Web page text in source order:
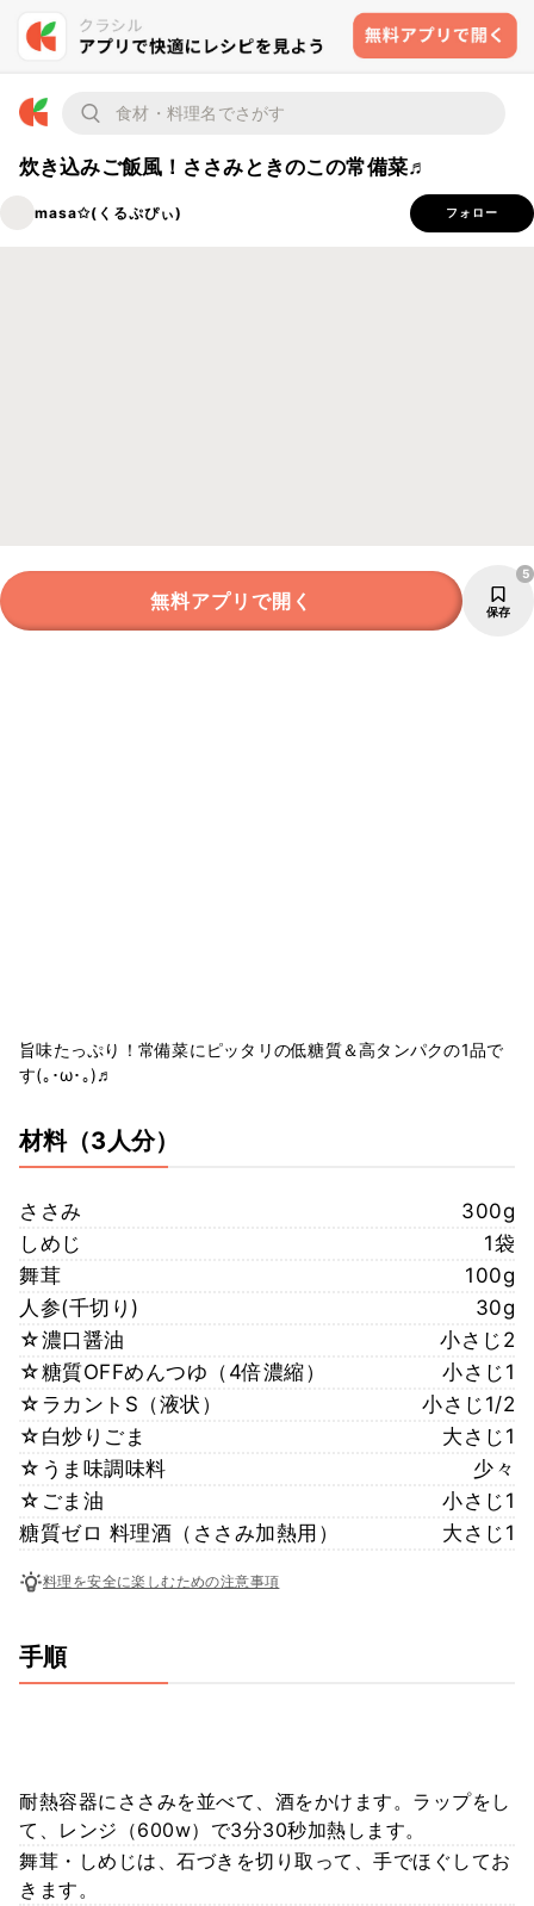
炊き込みご飯風！ささみときのこの常備菜♬
masa✩(くるぷぴぃ) フォロー
無料アプリで開く 保存
5
旨味たっぷり！常備菜にピッタリの低糖質＆高タンパクの1品で
す(｡･ω･｡)♬
材料（3人分）
ささみ
300g
しめじ
1袋
舞茸
100g
人参(千切り)
30g
☆濃口醤油
小さじ2
☆糖質OFFめんつゆ（4倍濃縮）
小さじ1
☆ラカントS（液状）
小さじ1/2
☆白炒りごま
大さじ1
☆うま味調味料
少々
☆ごま油
小さじ1
糖質ゼロ 料理酒（ささみ加熱用）
大さじ1
料理を安全に楽しむための注意事項
手順
耐熱容器にささみを並べて、酒をかけます。ラップをし
て、レンジ（600w）で3分30秒加熱します。
舞茸・しめじは、石づきを切り取って、手でほぐしてお
きます。